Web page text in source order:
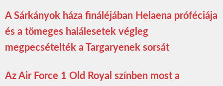
A Sárkányok háza fináléjában Helaena próféciája
és a tömeges halálesetek végleg
megpecsételték a Targaryenek sorsát
Az Air Force 1 Old Royal színben most a